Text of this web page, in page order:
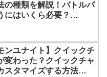
の種類を解説！バトルパ
にはいくら必要？
ンユナイト】クイックチ
変わった？クイックチャ
スタマイズする方法